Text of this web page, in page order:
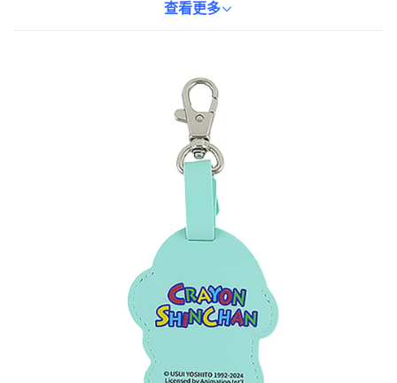
擇。快來把這款實用又可愛的蠟筆小新鑰匙圈帶回家吧！
查看更多